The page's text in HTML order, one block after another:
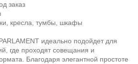
заказ
кресла, тумбы, шкафы
идеально подойдет для
где проходят совещания и
Благодаря элегантной простоте